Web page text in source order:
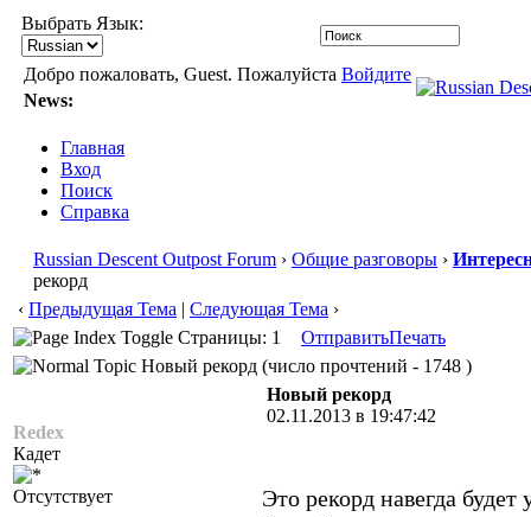
Выбрать Язык:
Добро пожаловать, Guest. Пожалуйста Войдите
News:
Главная
Вход
Поиск
Справка
Russian Descent Outpost Forum › Общие разговоры ›
рекорд
‹ Предыдущая Тема | Следующая Тема ›
Страницы: 1
ОтправитьПечать
Новый рекорд (число прочтений - 1748 )
Redex
Кадет
Отсутствует
Новый рекорд
02.11.2013 в 19:47:42
Это рекорд навегда